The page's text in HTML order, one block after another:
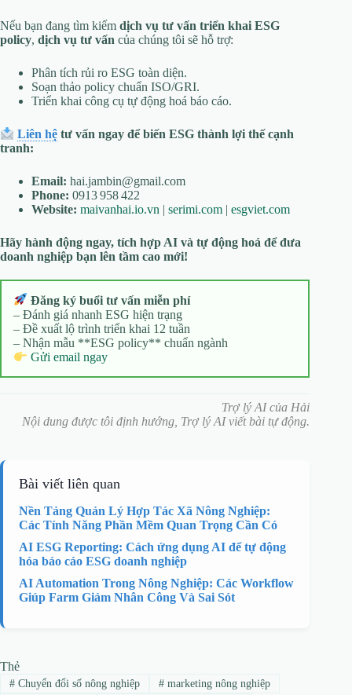
Nếu bạn đang tìm kiếm dịch vụ tư vấn triển khai ESG
policy, dịch vụ tư vấn của chúng tôi sẽ hỗ trợ:
Phân tích rủi ro ESG toàn diện.
Soạn thảo policy chuẩn ISO/GRI.
Triển khai công cụ tự động hoá báo cáo.
Liên hệ tư vấn ngay để biến ESG thành lợi thế cạnh
tranh:
Email: hai.jambin@gmail.com
Phone: 0913 958 422
Website: maivanhai.io.vn | serimi.com | esgviet.com
Hãy hành động ngay, tích hợp AI và tự động hoá để đưa
doanh nghiệp bạn lên tầm cao mới!
Đăng ký buổi tư vấn miễn phí
– Đánh giá nhanh ESG hiện trạng
– Đề xuất lộ trình triển khai 12 tuần
– Nhận mẫu **ESG policy** chuẩn ngành
Gửi email ngay
Trợ lý AI của Hải
Nội dung được tôi định hướng, Trợ lý AI viết bài tự động.
Bài viết liên quan
Nền Tảng Quản Lý Hợp Tác Xã Nông Nghiệp:
Các Tính Năng Phần Mềm Quan Trọng Cần Có
AI ESG Reporting: Cách ứng dụng AI để tự động
hóa báo cáo ESG doanh nghiệp
AI Automation Trong Nông Nghiệp: Các Workflow
Giúp Farm Giảm Nhân Công Và Sai Sót
Thẻ
#Chuyển đổi số nông nghiệp #marketing nông nghiệp